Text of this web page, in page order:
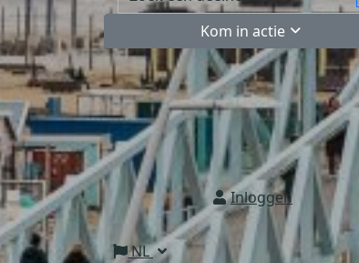
Kom in actie
Inloggen
NL